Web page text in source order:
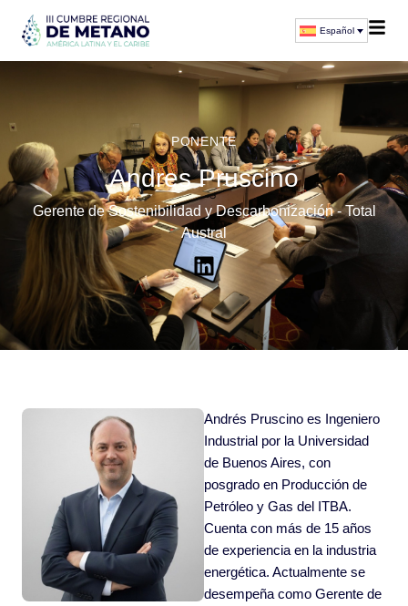
Español
PONENTE
Andres Pruscino
Gerente de Sostenibilidad y Descarbonización - Total
Austral
Andrés Pruscino es Ingeniero
Industrial por la Universidad
de Buenos Aires, con
posgrado en Producción de
Petróleo y Gas del ITBA.
Cuenta con más de 15 años
de experiencia en la industria
energética. Actualmente se
desempeña como Gerente de